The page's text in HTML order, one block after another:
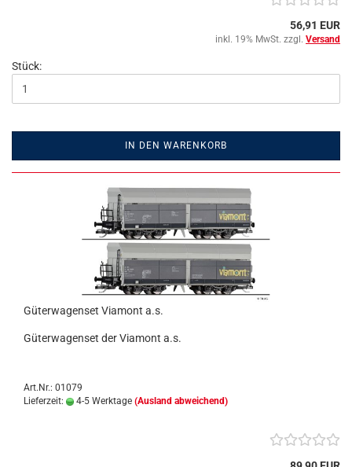
56,91 EUR
inkl. 19% MwSt. zzgl. Versand
Stück:
IN DEN WARENKORB
Güterwagenset Viamont a.s.
Güterwagenset der Viamont a.s.
Art.Nr.: 01079
Lieferzeit:
4-5 Werktage (Ausland abweichend)